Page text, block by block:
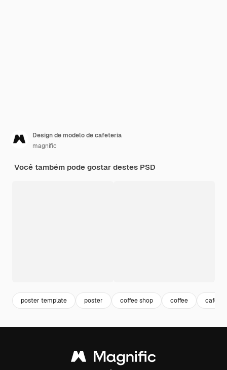
Design de modelo de cafeteria
magnific
Você também pode gostar destes PSD
poster template poster coffee shop coffee café